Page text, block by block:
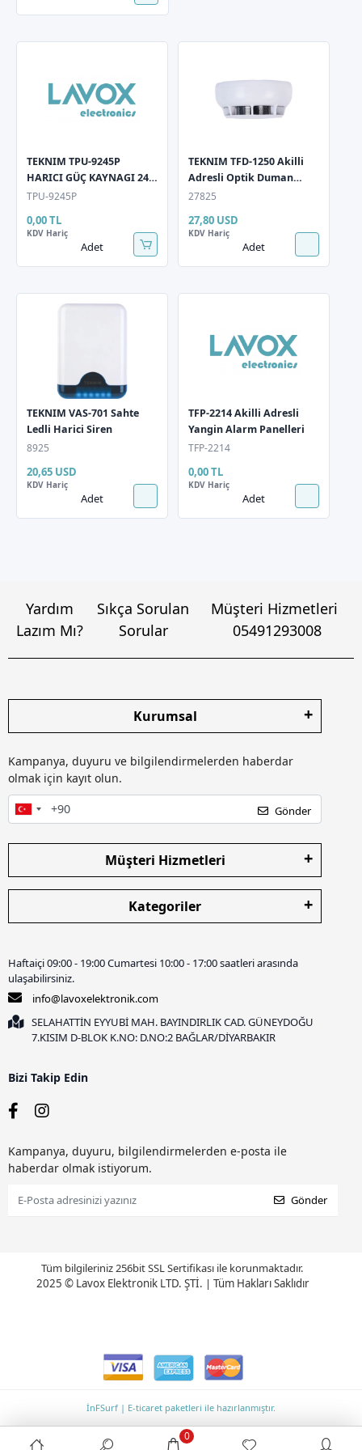
TEKNIM TPU-9245P
HARICI GÜÇ KAYNAGI 24
VOLT 5 A (AKÜ HARIÇ)
TPU-9245P
0,00 TL
KDV Hariç
Adet
TEKNIM TFD-1250 Akilli
Adresli Optik Duman
Dedektörü (Taban Hariç)
27825
27,80 USD
KDV Hariç
Adet
TEKNIM VAS-701 Sahte
Ledli Harici Siren
8925
20,65 USD
KDV Hariç
Adet
TFP-2214 Akilli Adresli
Yangin Alarm Panelleri
TFP-2214
0,00 TL
KDV Hariç
Adet
Yardım
Lazım Mı?
Sıkça Sorulan
Sorular
Müşteri Hizmetleri
05491293008
Kurumsal
Kampanya, duyuru ve bilgilendirmelerden haberdar
olmak için kayıt olun.
Gönder
Müşteri Hizmetleri
Kategoriler
Haftaiçi 09:00 - 19:00 Cumartesi 10:00 - 17:00 saatleri arasında
ulaşabilirsiniz.
info@lavoxelektronik.com
SELAHATTİN EYYUBİ MAH. BAYINDIRLIK CAD. GÜNEYDOĞU
7.KISIM D-BLOK K.NO: D.NO:2 BAĞLAR/DİYARBAKIR
Bizi Takip Edin
Kampanya, duyuru, bilgilendirmelerden e-posta ile
haberdar olmak istiyorum.
Gönder
Tüm bilgileriniz 256bit SSL Sertifikası ile korunmaktadır.
2025 © Lavox Elektronik LTD. ŞTİ. | Tüm Hakları Saklıdır
0
İnFSurf | E-ticaret paketleri ile hazırlanmıştır.